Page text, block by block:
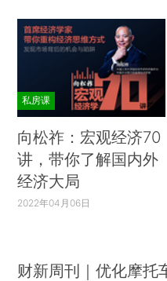
私房课
向松祚：宏观经济70
讲，带你了解国内外
经济大局
2022年04月06日
财新周刊｜优化摩托